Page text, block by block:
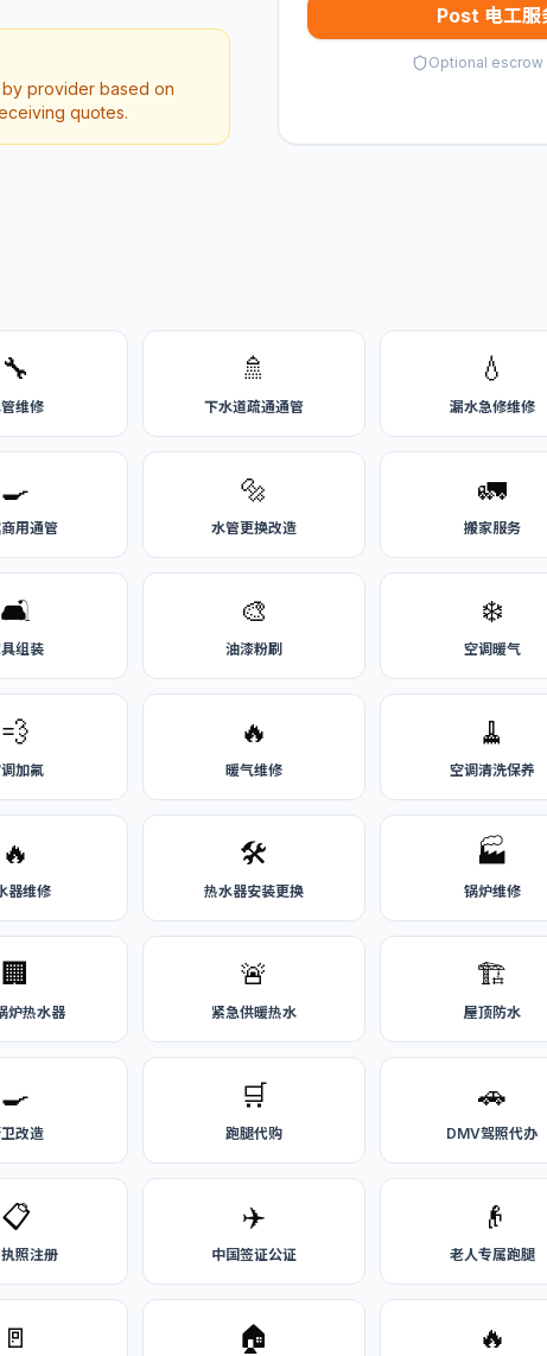
provider based on
quotes.
Post 电工
Optional
🔧
维修
🚿
下水道疏通通管
💧
漏水急修维修
🍳
用通管
🔩
水管更换改造
🚛
搬家服务
🛋️
组装
🎨
油漆粉刷
❄️
空调暖气
💨
加氟
🔥
暖气维修
🧹
空调清洗保养
🔥
器维修
🛠️
热水器安装更换
🏭
锅炉维修
🏢
炉热水器
🚨
紧急供暖热水
🏗️
屋顶防水
🍳
改造
🛒
跑腿代购
🚗
DMV驾照代办
📋
照注册
✈️
中国签证公证
👴
老人专属跑腿
🚪 🏠 🔥